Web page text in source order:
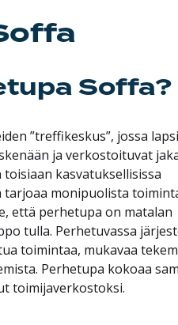
Soffa?
”treffikeskus”, jossa
ja verkostoituvat
kasvatuksellisissa
tarjoaa monipuolista
että perhetupa on matalan
tulla. Perhetuvassa
toimintaa, mukavaa
Perhetupa kokoaa
toimijaverkostoksi.